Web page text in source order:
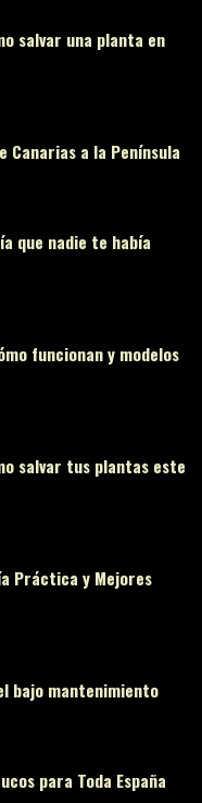
salvar una planta en
Canarias a la Península
09
que nadie te había
funcionan y modelos
salvar tus plantas este
Práctica y Mejores
bajo mantenimiento
14
para Toda España